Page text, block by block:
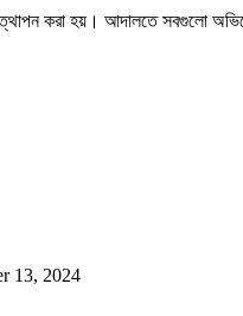
করা হয়। আদালতে সবগুলো
13, 2024